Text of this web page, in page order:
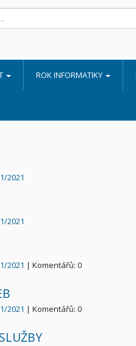
ROK INFORMATIKY
2021
2021
2021 | Komentářů: 0
2021 | Komentářů: 0